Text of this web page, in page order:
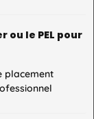
le PEL pour
placement